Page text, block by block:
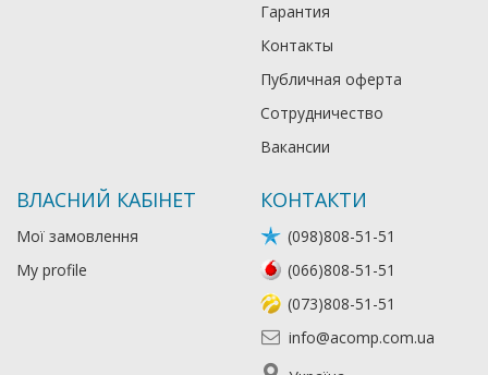
Гарантия
Контакты
Публичная оферта
Сотрудничество
Вакансии
ВЛАСНИЙ КАБІНЕТ
Мої замовлення
My profile
КОНТАКТИ
(098)808-51-51
(066)808-51-51
(073)808-51-51
info@acomp.com.ua